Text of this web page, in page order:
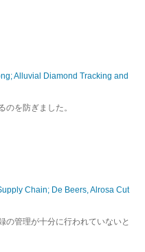
Alluvial Diamond Tracking and
を防ぎました。
Chain; De Beers, Alrosa Cut
の管理が十分に行われていないと